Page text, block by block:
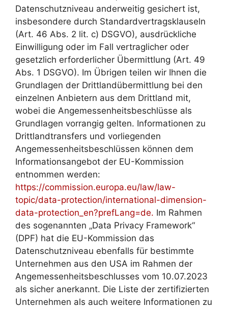
Datenschutzniveau anderweitig gesichert ist,
insbesondere durch Standardvertragsklauseln
(Art. 46 Abs. 2 lit. c) DSGVO), ausdrückliche
Einwilligung oder im Fall vertraglicher oder
gesetzlich erforderlicher Übermittlung (Art. 49
Abs. 1 DSGVO). Im Übrigen teilen wir Ihnen die
Grundlagen der Drittlandübermittlung bei den
einzelnen Anbietern aus dem Drittland mit,
wobei die Angemessenheitsbeschlüsse als
Grundlagen vorrangig gelten. Informationen zu
Drittlandtransfers und vorliegenden
Angemessenheitsbeschlüssen können dem
Informationsangebot der EU-Kommission
entnommen werden:
https://commission.europa.eu/law/law-
topic/data-protection/international-dimension-
data-protection_en?prefLang=de. Im Rahmen
des sogenannten „Data Privacy Framework“
(DPF) hat die EU-Kommission das
Datenschutzniveau ebenfalls für bestimmte
Unternehmen aus den USA im Rahmen der
Angemessenheitsbeschlusses vom 10.07.2023
als sicher anerkannt. Die Liste der zertifizierten
Unternehmen als auch weitere Informationen zu